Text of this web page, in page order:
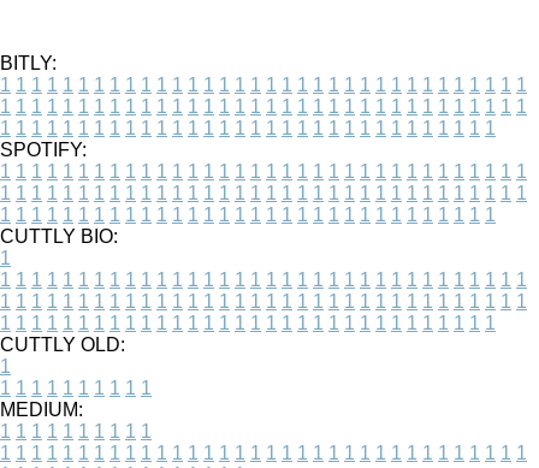
BITLY:
1 1 1 1 1 1 1 1 1 1 1 1 1 1 1 1 1 1 1 1 1 1 1 1 1 1 1 1 1 1 1 1 1 1
1 1 1 1 1 1 1 1 1 1 1 1 1 1 1 1 1 1 1 1 1 1 1 1 1 1 1 1 1 1 1 1 1 1
1 1 1 1 1 1 1 1 1 1 1 1 1 1 1 1 1 1 1 1 1 1 1 1 1 1 1 1 1 1 1 1
SPOTIFY:
1 1 1 1 1 1 1 1 1 1 1 1 1 1 1 1 1 1 1 1 1 1 1 1 1 1 1 1 1 1 1 1 1 1
1 1 1 1 1 1 1 1 1 1 1 1 1 1 1 1 1 1 1 1 1 1 1 1 1 1 1 1 1 1 1 1 1 1
1 1 1 1 1 1 1 1 1 1 1 1 1 1 1 1 1 1 1 1 1 1 1 1 1 1 1 1 1 1 1 1
CUTTLY BIO:
1
1 1 1 1 1 1 1 1 1 1 1 1 1 1 1 1 1 1 1 1 1 1 1 1 1 1 1 1 1 1 1 1 1 1
1 1 1 1 1 1 1 1 1 1 1 1 1 1 1 1 1 1 1 1 1 1 1 1 1 1 1 1 1 1 1 1 1 1
1 1 1 1 1 1 1 1 1 1 1 1 1 1 1 1 1 1 1 1 1 1 1 1 1 1 1 1 1 1 1 1
CUTTLY OLD:
1
1 1 1 1 1 1 1 1 1 1
MEDIUM:
1 1 1 1 1 1 1 1 1 1
1 1 1 1 1 1 1 1 1 1 1 1 1 1 1 1 1 1 1 1 1 1 1 1 1 1 1 1 1 1 1 1 1 1